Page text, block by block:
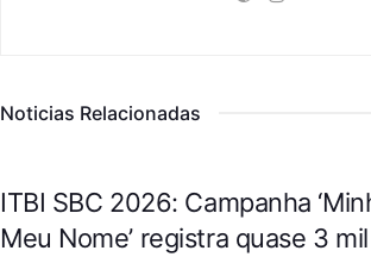
Noticias Relacionadas
ITBI SBC 2026: Campanha
Meu Nome’ registra quase 3